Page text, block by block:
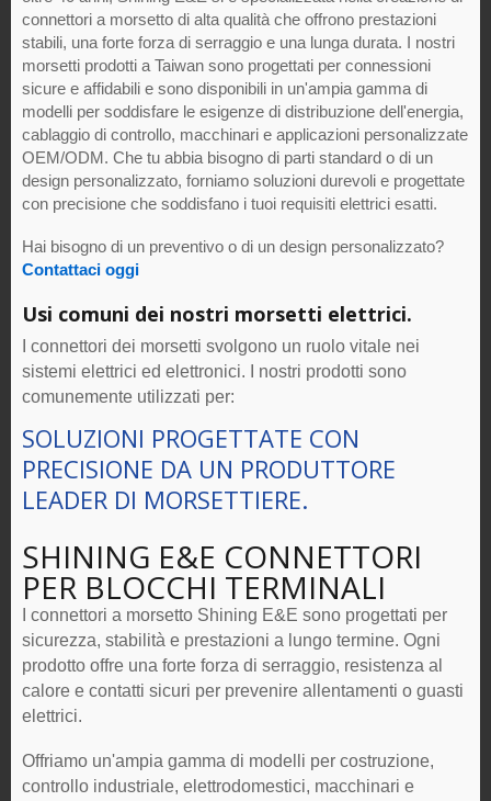
connettori a morsetto di alta qualità che offrono prestazioni
stabili, una forte forza di serraggio e una lunga durata. I nostri
morsetti prodotti a Taiwan sono progettati per connessioni
sicure e affidabili e sono disponibili in un'ampia gamma di
modelli per soddisfare le esigenze di distribuzione dell'energia,
cablaggio di controllo, macchinari e applicazioni personalizzate
OEM/ODM. Che tu abbia bisogno di parti standard o di un
design personalizzato, forniamo soluzioni durevoli e progettate
con precisione che soddisfano i tuoi requisiti elettrici esatti.
Hai bisogno di un preventivo o di un design personalizzato?
Contattaci oggi
Usi comuni dei nostri morsetti elettrici.
I connettori dei morsetti svolgono un ruolo vitale nei
sistemi elettrici ed elettronici. I nostri prodotti sono
comunemente utilizzati per:
SOLUZIONI PROGETTATE CON
PRECISIONE DA UN PRODUTTORE
LEADER DI MORSETTIERE.
SHINING E&E CONNETTORI
PER BLOCCHI TERMINALI
I connettori a morsetto Shining E&E sono progettati per
sicurezza, stabilità e prestazioni a lungo termine. Ogni
prodotto offre una forte forza di serraggio, resistenza al
calore e contatti sicuri per prevenire allentamenti o guasti
elettrici.
Offriamo un'ampia gamma di modelli per costruzione,
controllo industriale, elettrodomestici, macchinari e